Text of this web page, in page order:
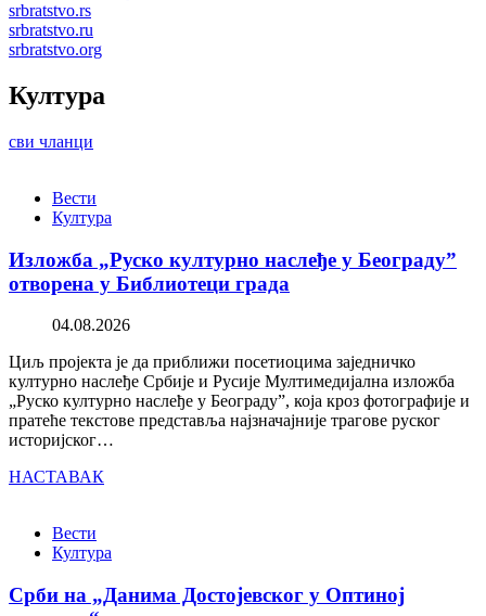
srbratstvo.rs
srbratstvo.ru
srbratstvo.org
Култура
сви чланци
Вести
Култура
Изложба „Руско културно наслеђе у Београду”
отворена у Библиотеци града
04.08.2026
Циљ пројекта је да приближи посетиоцима заједничко
културно наслеђе Србије и Русије Мултимедијална изложба
„Руско културно наслеђе у Београду”, која кроз фотографије и
пратеће текстове представља најзначајније трагове руског
историјског…
НАСТАВАК
Вести
Култура
Срби на „Данима Достојевског у Оптиној